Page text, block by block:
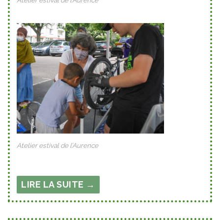
Atelier estival de l’Aurence
LIRE LA SUITE →